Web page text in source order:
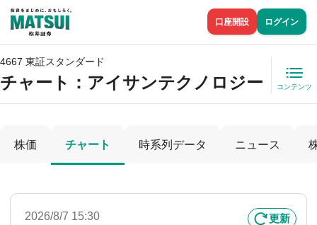
口座開設 ログイン
4667 東証スタンダード
チャート： アイサンテクノロジー コンテンツ
株価 チャート 時系列データ ニュース
2026/8/7 15:30 更新